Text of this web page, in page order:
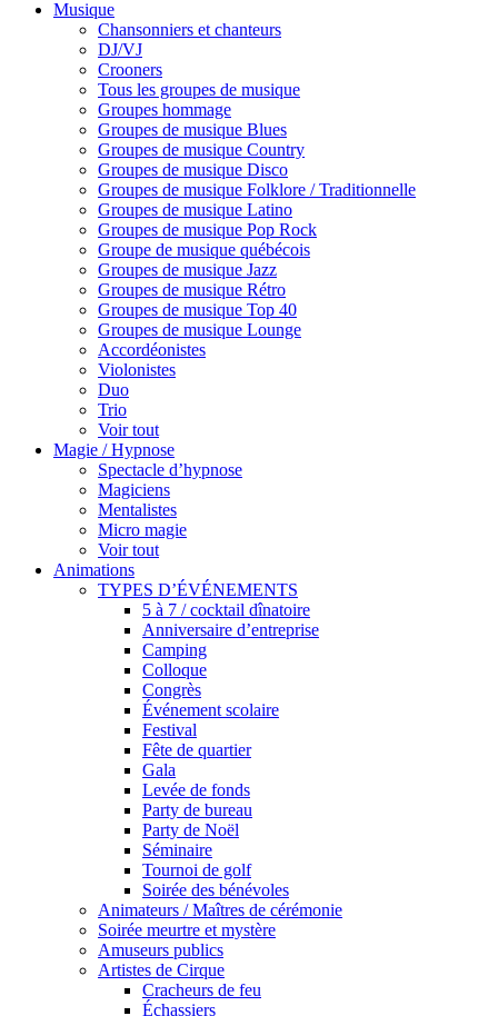
Musique
Chansonniers et chanteurs
DJ/VJ
Crooners
Tous les groupes de musique
Groupes hommage
Groupes de musique Blues
Groupes de musique Country
Groupes de musique Disco
Groupes de musique Folklore / Traditionnelle
Groupes de musique Latino
Groupes de musique Pop Rock
Groupe de musique québécois
Groupes de musique Jazz
Groupes de musique Rétro
Groupes de musique Top 40
Groupes de musique Lounge
Accordéonistes
Violonistes
Duo
Trio
Voir tout
Magie / Hypnose
Spectacle d’hypnose
Magiciens
Mentalistes
Micro magie
Voir tout
Animations
TYPES D’ÉVÉNEMENTS
5 à 7 / cocktail dînatoire
Anniversaire d’entreprise
Camping
Colloque
Congrès
Événement scolaire
Festival
Fête de quartier
Gala
Levée de fonds
Party de bureau
Party de Noël
Séminaire
Tournoi de golf
Soirée des bénévoles
Animateurs / Maîtres de cérémonie
Soirée meurtre et mystère
Amuseurs publics
Artistes de Cirque
Cracheurs de feu
Échassiers